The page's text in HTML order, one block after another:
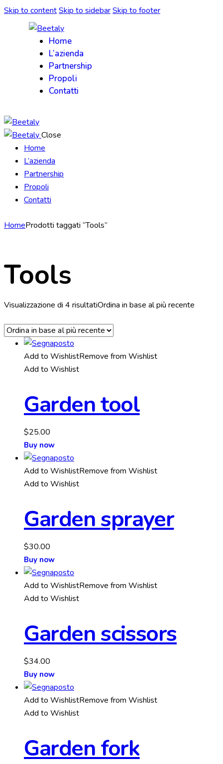
Skip to contentSkip to sidebarSkip to footer
Home
L’azienda
Partnership
Propoli
Contatti
Close
Home
L’azienda
Partnership
Propoli
Contatti
HomeProdotti taggati “Tools”
Tools
Visualizzazione di 4 risultatiOrdina in base al più recente
Add to WishlistRemove from Wishlist
Add to Wishlist
Garden tool
$25.00
Buy now
Add to WishlistRemove from Wishlist
Add to Wishlist
Garden sprayer
$30.00
Buy now
Add to WishlistRemove from Wishlist
Add to Wishlist
Garden scissors
$34.00
Buy now
Add to WishlistRemove from Wishlist
Add to Wishlist
Garden fork